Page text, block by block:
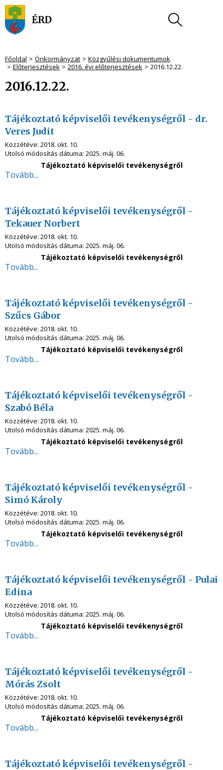
Főoldal Önkormányzat
Közgyűlési dokumentumok
Előterjesztések
2016. évi előterjesztések 2016.12.22.
2016.12.22.
Tájékoztató képviselői tevékenységről - dr.
Veres Judit
Közzétéve: 2018. okt. 10.
Utolsó módosítás dátuma: 2025. máj. 06.
Tájékoztató képviselői tevékenységről
Tovább...
Tájékoztató képviselői tevékenységről -
Tekauer Norbert
Közzétéve: 2018. okt. 10.
Utolsó módosítás dátuma: 2025. máj. 06.
Tájékoztató képviselői tevékenységről
Tovább...
Tájékoztató képviselői tevékenységről -
Szűcs Gábor
Közzétéve: 2018. okt. 10.
Utolsó módosítás dátuma: 2025. máj. 06.
Tájékoztató képviselői tevékenységről
Tovább...
Tájékoztató képviselői tevékenységről -
Szabó Béla
Közzétéve: 2018. okt. 10.
Utolsó módosítás dátuma: 2025. máj. 06.
Tájékoztató képviselői tevékenységről
Tovább...
Tájékoztató képviselői tevékenységről -
Simó Károly
Közzétéve: 2018. okt. 10.
Utolsó módosítás dátuma: 2025. máj. 06.
Tájékoztató képviselői tevékenységről
Tovább...
Tájékoztató képviselői tevékenységről - Pulai
Edina
Közzétéve: 2018. okt. 10.
Utolsó módosítás dátuma: 2025. máj. 06.
Tájékoztató képviselői tevékenységről
Tovább...
Tájékoztató képviselői tevékenységről -
Mórás Zsolt
Közzétéve: 2018. okt. 10.
Utolsó módosítás dátuma: 2025. máj. 06.
Tájékoztató képviselői tevékenységről
Tovább...
Tájékoztató képviselői tevékenységről -